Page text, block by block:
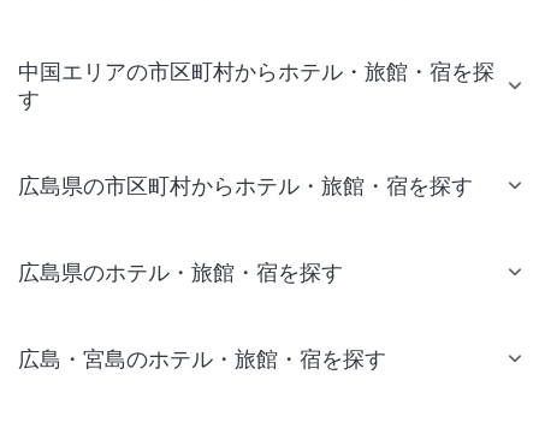
中国エリアの市区町村からホテル・旅館・宿を探
す
広島県の市区町村からホテル・旅館・宿を探す
広島県のホテル・旅館・宿を探す
広島・宮島のホテル・旅館・宿を探す